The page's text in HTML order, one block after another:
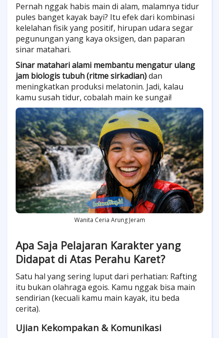
Pernah nggak habis main di alam, malamnya tidur
pules banget kayak bayi? Itu efek dari kombinasi
kelelahan fisik yang positif, hirupan udara segar
pegunungan yang kaya oksigen, dan paparan
sinar matahari.
Sinar matahari alami membantu mengatur ulang
jam biologis tubuh (ritme sirkadian)dan
meningkatkan produksi melatonin. Jadi, kalau
kamu susah tidur, cobalah main ke sungai!
Wanita Ceria Arung Jeram
Apa Saja Pelajaran Karakter yang
Didapat di Atas Perahu Karet?
Satu hal yang sering luput dari perhatian: Rafting
itu bukan olahraga egois. Kamu nggak bisa main
sendirian (kecuali kamu main kayak, itu beda
cerita).
Ujian Kekompakan & Komunikasi